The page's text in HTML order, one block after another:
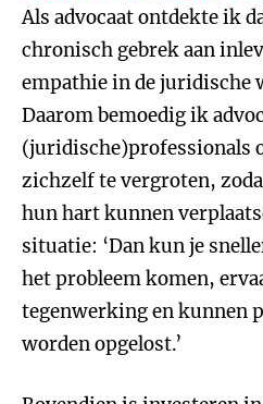
Als advocaat ontdekte ik
chronisch gebrek aan
empathie in de juridische
Daarom bemoedig ik
(juridische)professionals
zichzelf te vergroten,
hun hart kunnen
situatie: ‘Dan kun je
het probleem komen,
tegenwerking en kunnen
worden opgelost.’